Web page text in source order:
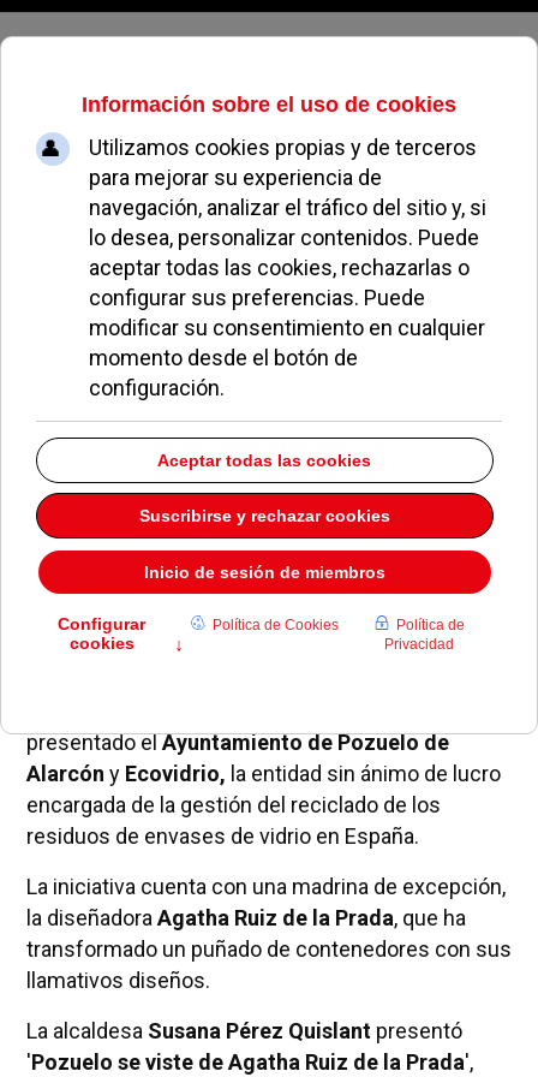
Viernes, 07 de agosto de 2026
Pozuelo lucirá contenedores de
vidrio diseñados por Agatha Ruiz
de la Prada
REDACCIÓN NOTICIAS DE POZUELO 14 DICIEMBRE 2015
presentado elAyuntamiento de Pozuelo de
Alarcón y Ecovidrio, la entidad sin ánimo de lucro
encargada de la gestión del reciclado de los
residuos de envases de vidrio en España.
La iniciativa cuenta con una madrina de excepción,
la diseñadoraAgatha Ruiz de la Prada, que ha
transformado un puñado de contenedores con sus
llamativos diseños.
La alcaldesa Susana Pérez Quislantpresentó
'Pozuelo se viste de Agatha Ruiz de la Prada',